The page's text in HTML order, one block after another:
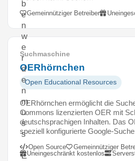
b
e
n
w
e
r
d
e
n
m
u
s
s
.
E
Gemeinnütziger Betreiber
Suchmaschine
OERhörnchen
Open Educational Resources
OERhörnchen ermöglicht die
Commons lizenzierten OER mit
deutschsprachigen Inhalten. Das
speziell konfigurierte Google-
Open Source
Gemeinnütziger
Uneingeschränkt kostenlos